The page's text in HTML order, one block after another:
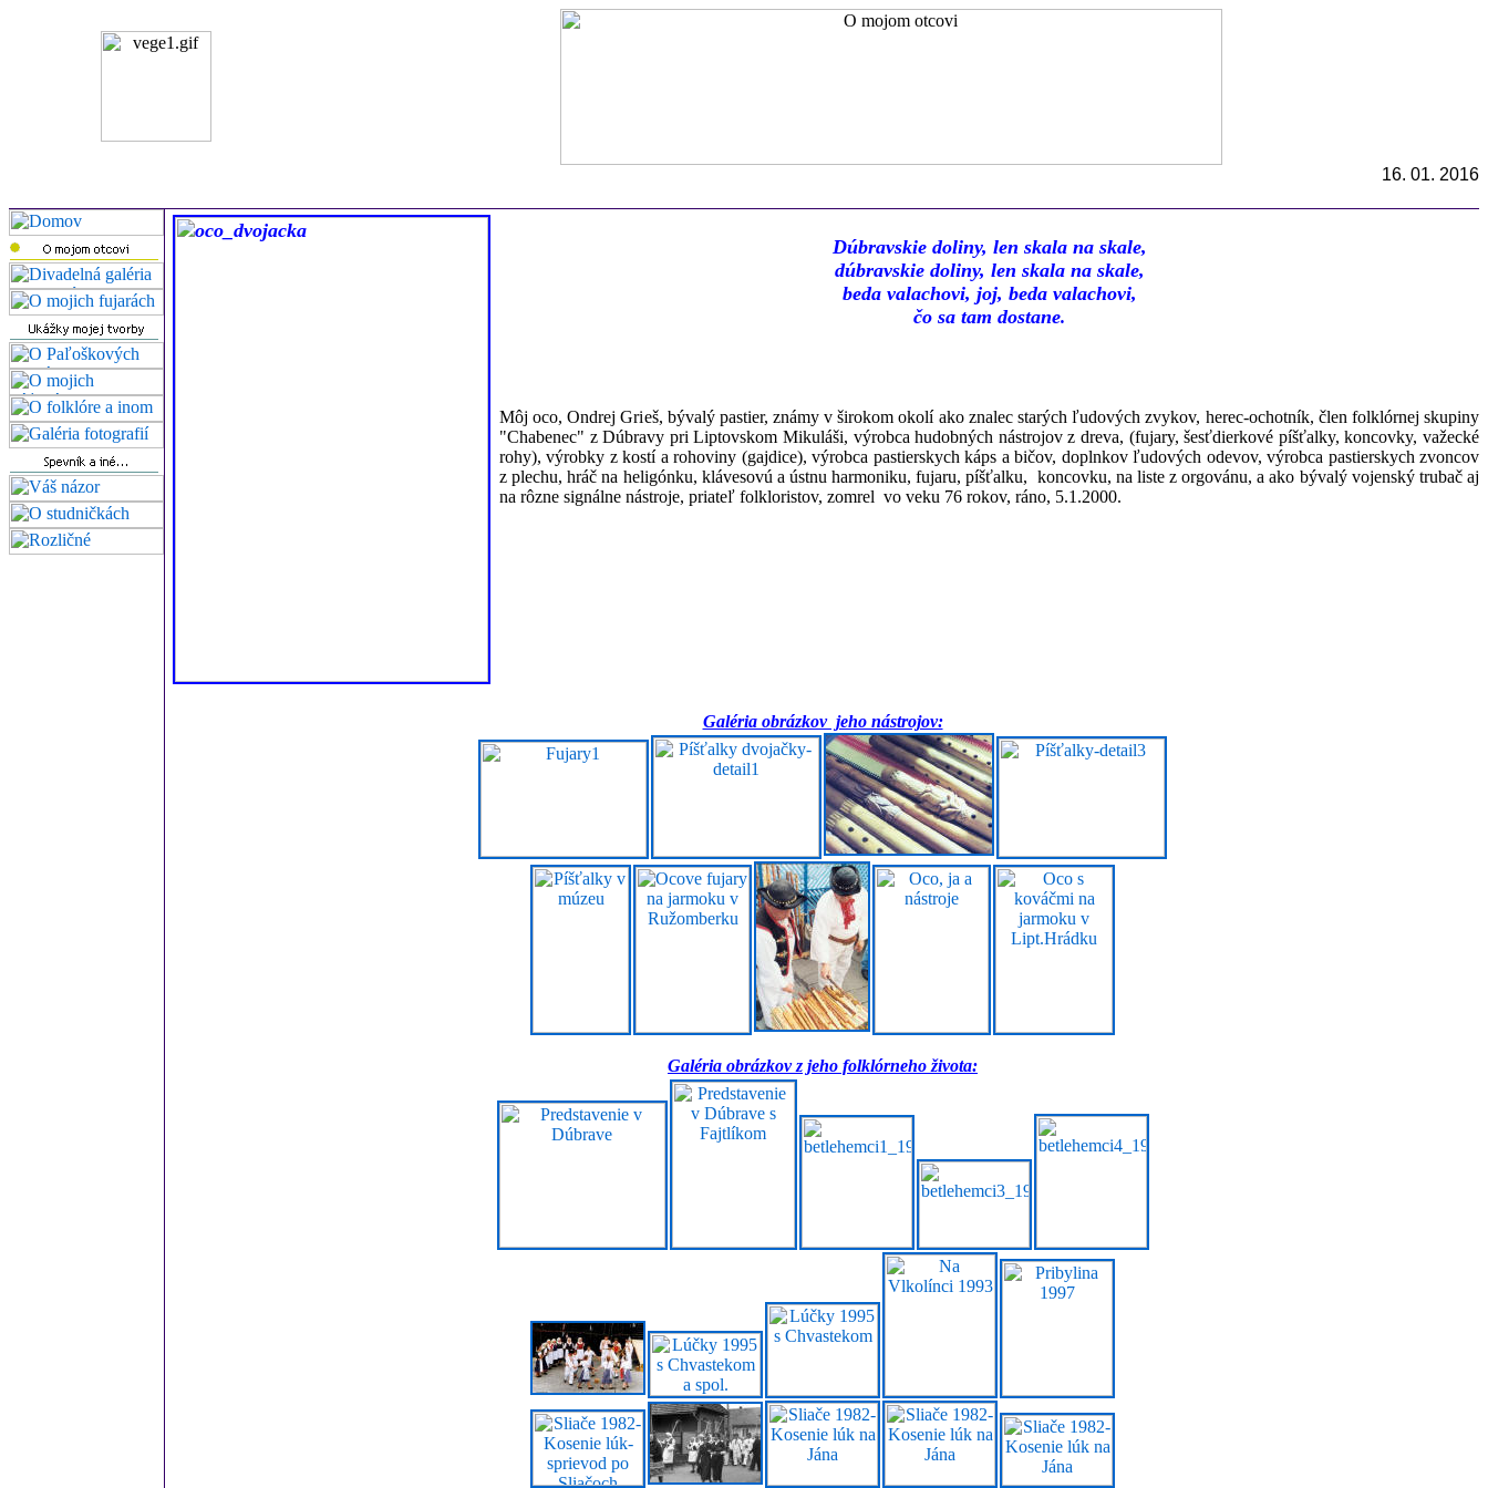
16. 01. 2016
Dúbravskie doliny, len skala na skale,
dúbravskie doliny, len skala na skale,
beda valachovi, joj, beda valachovi,
čo sa tam dostane.
Môj oco, Ondrej Grieš, bývalý pastier, známy v širokom okolí ako znalec starých ľudových zvykov, herec-ochotník, člen folklórnej skupiny
"Chabenec" z Dúbravy pri Liptovskom Mikuláši, výrobca hudobných nástrojov z dreva, (fujary, šesťdierkové píšťalky, koncovky, važecké
rohy), výrobky z kostí a rohoviny (gajdice), výrobca pastierskych káps a bičov, doplnkov ľudových odevov, výrobca pastierskych zvoncov
z plechu, hráč na heligónku, klávesovú a ústnu harmoniku, fujaru, píšťalku, koncovku, na liste z orgovánu, a ako bývalý vojenský trubač aj
na rôzne signálne nástroje, priateľ folkloristov, zomrel vo veku 76 rokov, ráno, 5.1.2000.
Galéria obrázkov jeho nástrojov:
Galéria obrázkov z jeho folklórneho života: